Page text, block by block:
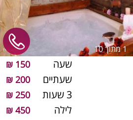
1מתוך 10
שעה 150 ₪
שעתיים 200 ₪
3 שעות 250 ₪
לילה 450 ₪